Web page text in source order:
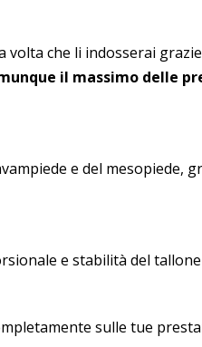
che li indosserai
il massimo delle
e del mesopiede,
e stabilità del
sulle tue